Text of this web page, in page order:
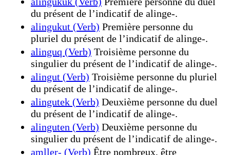
du présent de l’indicatif de alinge-.
alingukut (Verb) Première personne du
pluriel du présent de l’indicatif de alinge-.
alinguq (Verb) Troisième personne du
singulier du présent de l’indicatif de alinge-.
alingut (Verb) Troisième personne du pluriel
du présent de l’indicatif de alinge-.
alingutek (Verb) Deuxième personne du duel
du présent de l’indicatif de alinge-.
alinguten (Verb) Deuxième personne du
singulier du présent de l’indicatif de alinge-.
amller- (Verb) Être nombreux, être